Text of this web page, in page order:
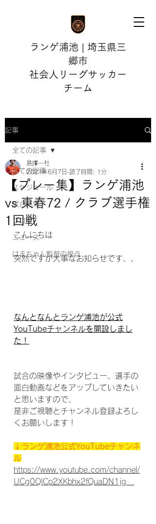
ランゲ浦池 | 埼玉県三
郷市
社会人リーグサッカー
チーム
記事
全ての記事
スケジュール
試合結果
ブログ
ニュース
はまちゃん監督の視点
全ての記事
【プレー集】ランゲ浦池
vs 東春72 / クラブ選手権
1回戦
島澤一杜
2021年6月7日 読了時間: 1分
こんにちは
突然ですが大事なお知らせです、、
なんとなんとランゲ浦池が公式
YouTubeチャンネルを開設しまし
た！
試合の映像やインタビュー、選手の
面白動画などをアップしていきたい
と思いますので、
是非ご視聴とチャンネル登録よろし
くお願いします！
↓ランゲ浦池公式YouTubeチャンネ
ル
https://www.youtube.com/channel/
UCg0QICp2XKbhx2fQuaDN1jg